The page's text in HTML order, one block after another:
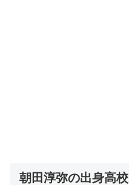
朝田淳弥の出身高校